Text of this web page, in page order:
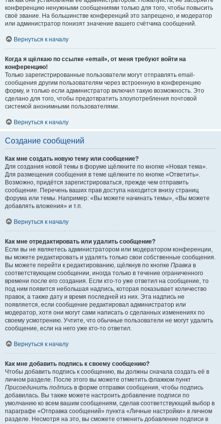
конференцию ненужными сообщениями только для того, чтобы повысить
своё звание. На большинстве конференций это запрещено, и модератор
или администратор понизят значение вашего счётчика сообщений.
Вернуться к началу
Когда я щёлкаю по ссылке «email», от меня требуют войти на
конференцию!
Только зарегистрированные пользователи могут отправлять email-
сообщения другим пользователям через встроенную в конференцию
форму, и только если администратор включил такую возможность. Это
сделано для того, чтобы предотвратить злоупотребления почтовой
системой анонимными пользователями.
Вернуться к началу
Создание сообщений
Как мне создать новую тему или сообщение?
Для создания новой темы в форуме щёлкните по кнопке «Новая тема».
Для размещения сообщения в теме щёлкните по кнопке «Ответить».
Возможно, придётся зарегистрироваться, прежде чем отправить
сообщение. Перечень ваших прав доступа находится внизу страниц
форума или темы. Например: «Вы можете начинать темы», «Вы можете
добавлять вложения» и т.п.
Вернуться к началу
Как мне отредактировать или удалить сообщение?
Если вы не являетесь администратором или модератором конференции,
вы можете редактировать и удалять только свои собственные сообщения.
Вы можете перейти к редактированию, щёлкнув по кнопке Правка в
соответствующем сообщении, иногда только в течение ограниченного
времени после его создания. Если кто-то уже ответил на сообщение, то
под ним появится небольшая надпись, которая показывает количество
правок, а также дату и время последней из них. Эта надпись не
появляется, если сообщение редактировал администратор или
модератор, хотя они могут сами написать о сделанных изменениях по
своему усмотрению. Учтите, что обычные пользователи не могут удалить
сообщение, если на него уже кто-то ответил.
Вернуться к началу
Как мне добавить подпись к своему сообщению?
Чтобы добавить подпись к сообщению, вы должны сначала создать её в
личном разделе. После этого вы можете отметить флажком пункт
Присоединить подпись в форме отправки сообщения, чтобы подпись
добавилась. Вы также можете настроить добавление подписи по
умолчанию ко всем вашим сообщениям, сделав соответствующий выбор в
параграфе «Отправка сообщений» пункта «Личные настройки» в личном
разделе. Несмотря на это, вы сможете отменить добавление подписи в